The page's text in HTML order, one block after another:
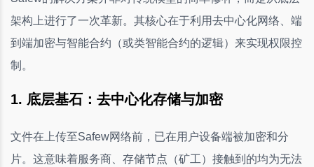
架构上进行了一次革新。其核心在于利用去中心化网络、端
到端加密与智能合约（或类智能合约的逻辑）来实现权限控
制。
1. 底层基石：去中心化存储与加密
文件在上传至Safew网络前，已在用户设备端被加密和分
片。这意味着服务商、存储节点（矿工）接触到的均为无法